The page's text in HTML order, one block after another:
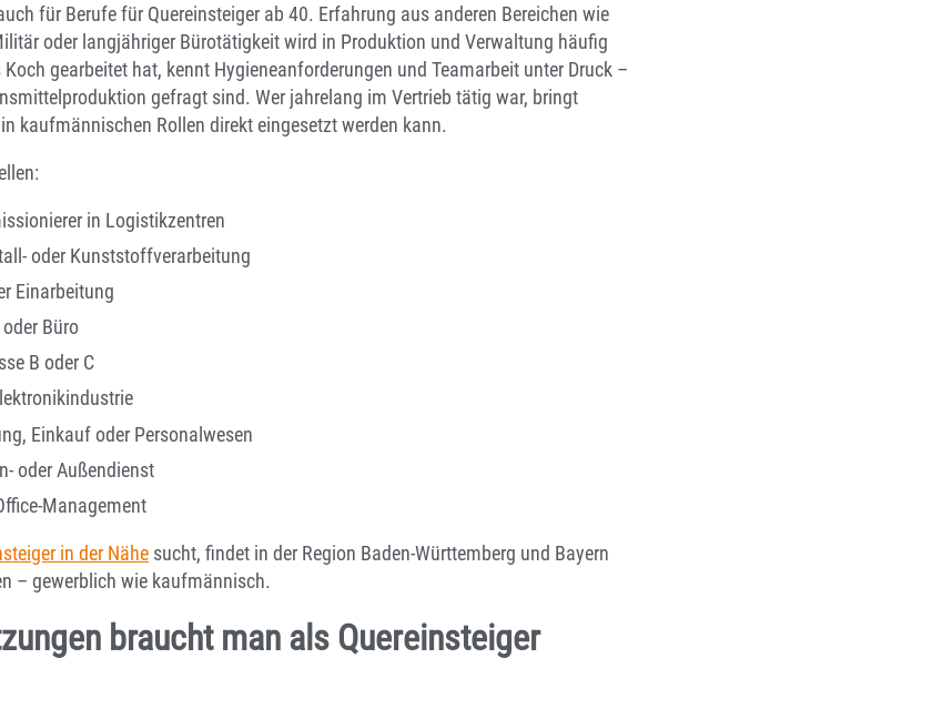
für Berufe für Quereinsteiger ab 40. Erfahrung aus anderen Bereichen wie
oder langjähriger Bürotätigkeit wird in Produktion und Verwaltung häufig
gearbeitet hat, kennt Hygieneanforderungen und Teamarbeit unter Druck –
gefragt sind. Wer jahrelang im Vertrieb tätig war, bringt
kaufmännischen Rollen direkt eingesetzt werden kann.
in Logistikzentren
oder Kunststoffverarbeitung
Einarbeitung
Büro
B oder C
Einkauf oder Personalwesen
oder Außendienst
Management
in der Nähe sucht, findet in der Region Baden-Württemberg und Bayern
– gewerblich wie kaufmännisch.
braucht man als Quereinsteiger